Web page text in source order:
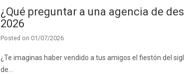
¿Qué preguntar a una agencia de
2026
Posted on 01/07/2026
¿Te imaginas haber vendido a tus amigos el fiestón del
de…